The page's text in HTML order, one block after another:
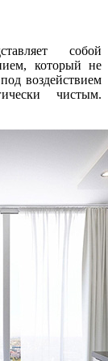
собой
который не
воздействием
чистым.